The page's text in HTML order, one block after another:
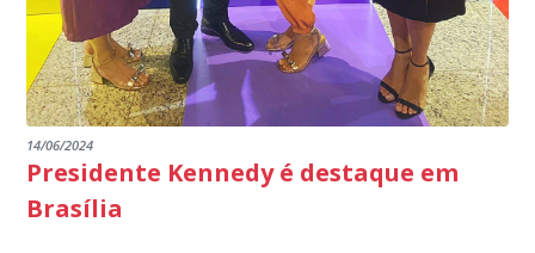
14/06/2024
Presidente Kennedy é destaque em
Brasília